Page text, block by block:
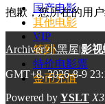
国产电影
其他电影
VIP
签到
特价电影票
金币充值
抱歉，您所在的用
Archiver|小黑屋|影
GMT+8, 2026-8-9
Powered by YSLT